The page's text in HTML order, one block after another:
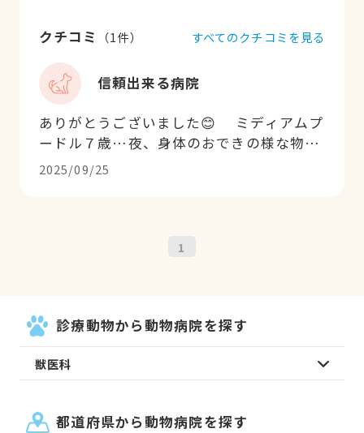
クチコミ （1件）
信頼出来る病院
ありがとうございました😊 ミディアムプ
ードル７歳…夜、身体のおできの様な物が
突然腫れてしまい散歩に行こうとハーネス
を付けた際にキャン‼️と聞いた事ない泣き
に電話をして向かいました とても、親切
出来ました…必要な処置をしてくださり感
した…。
2025/09/25
すべてのクチコミを見る
1
診療動物から動物病院を探す
獣医科
都道府県から動物病院を探す